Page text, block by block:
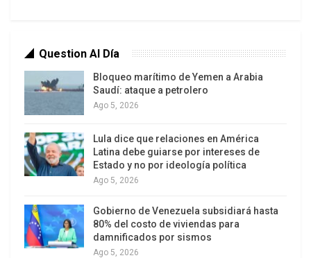
apagones en gran parte del país, que también han
interrumpido las telecomunicaciones, dejando a
miles de venezolanos en el exterior sin posibilidad
de comunicarse con sus familias.
Question Al Día
Bloqueo marítimo de Yemen a Arabia
Saudí: ataque a petrolero
Ago 5, 2026
Lula dice que relaciones en América
Latina debe guiarse por intereses de
Estado y no por ideología política
Ago 5, 2026
Gobierno de Venezuela subsidiará hasta
80% del costo de viviendas para
damnificados por sismos
Ago 5, 2026